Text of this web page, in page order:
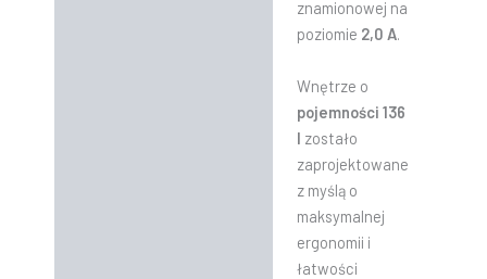
znamionowej na
poziomie 2,0 A.
Wnętrze o
pojemności 136
l zostało
zaprojektowane
z myślą o
maksymalnej
ergonomii i
łatwości